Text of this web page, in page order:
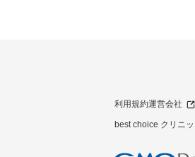
利用規約運営会社
best choice クリニ